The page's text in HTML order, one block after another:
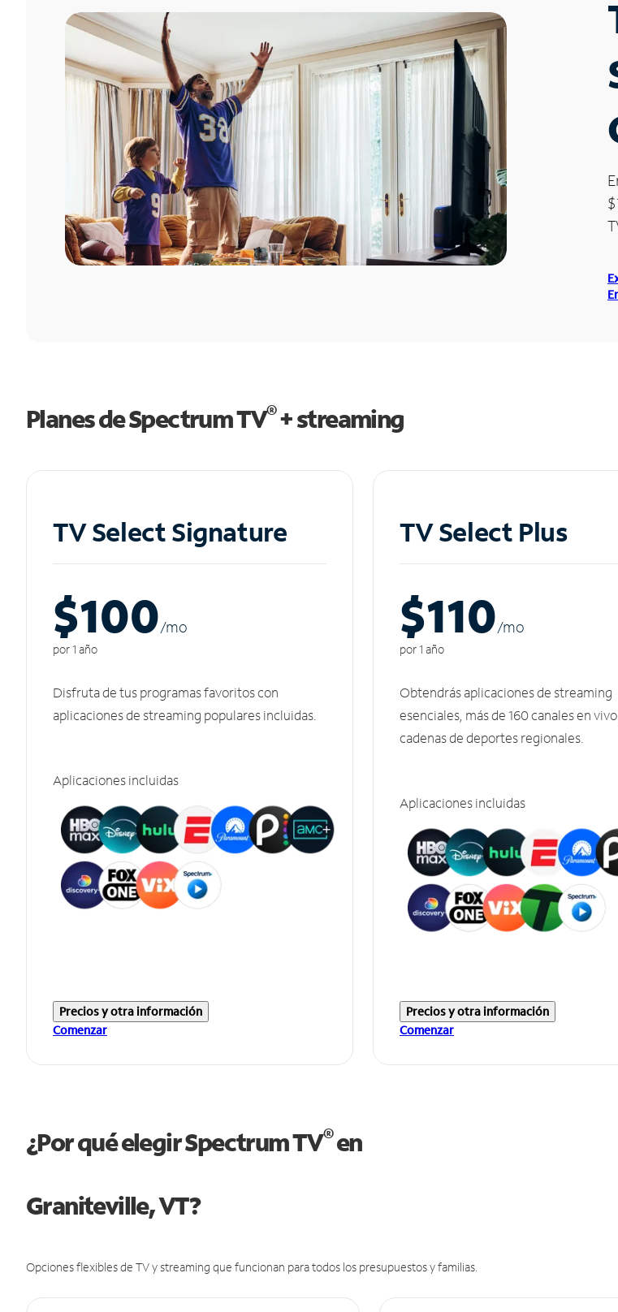
Planes de Spectrum TV®+ streaming
TV Select Signature
$100/mo
por 1 año
Disfruta de tus programas favoritos con
aplicaciones de streaming populares incluidas.
Aplicaciones incluidas
Precios y otra información
Comenzar
TV Select Plus
$110/mo
por 1 año
Obtendrás aplicaciones de streaming
esenciales, más de 160 canales en
cadenas de deportes regionales.
Aplicaciones incluidas
Precios y otra información
Comenzar
¿Por qué elegir Spectrum TV®en
Graniteville, VT?
Opciones flexibles de TV y streaming que funcionan para todos los presupuestos y familias.